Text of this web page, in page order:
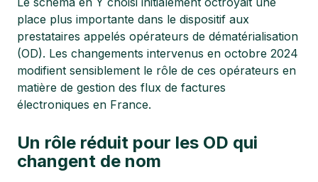
place plus importante dans le dispositif aux
prestataires appelés opérateurs de dématérialisation
(OD). Les changements intervenus en octobre 2024
modifient sensiblement le rôle de ces opérateurs en
matière de gestion des flux de factures
électroniques en France.
Un rôle réduit pour les OD qui
changent de nom